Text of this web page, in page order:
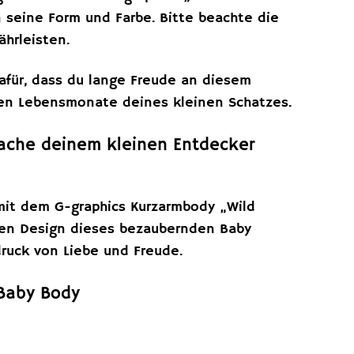
seine Form und Farbe. Bitte beachte die
dass du lange Freude an diesem
Lebensmonate deines kleinen Schatzes.
deinem kleinen Entdecker
dem G-graphics Kurzarmbody „Wild
Design dieses bezaubernden Baby
von Liebe und Freude.
Body